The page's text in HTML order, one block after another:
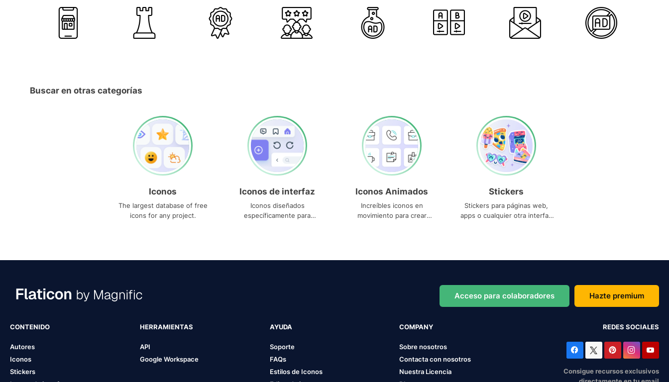
Buscar en otras categorías
Iconos
The largest database of free
icons for any project.
Iconos de interfaz
Iconos diseñados
específicamente para
Iconos Animados
Increíbles iconos en
movimiento para crear
Stickers
Stickers para páginas web,
apps o cualquier otra interfaz
Acceso para colaboradores Hazte premium
CONTENIDO
Autores
Iconos
Stickers
HERRAMIENTAS
API
Google Workspace
AYUDA
Soporte
FAQs
Estilos de Iconos
COMPANY
Sobre nosotros
Contacta con nosotros
Nuestra Licencia
REDES SOCIALES
Consigue recursos exclusivos